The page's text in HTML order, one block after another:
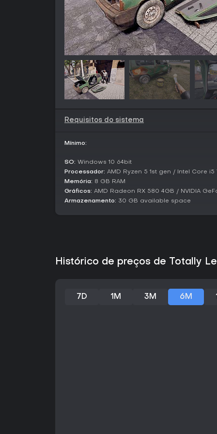
Requisitos do sistema
Mínimo:
SO: Windows 10 64bit
Processador: AMD Ryzen 5 1st gen / Intel Core i5
Memória: 8 GB RAM
Gráficos: AMD Radeon RX 580 4GB / NVIDIA
Armazenamento: 30 GB available space
Histórico de preços de Totally
7D 1M 3M 6M